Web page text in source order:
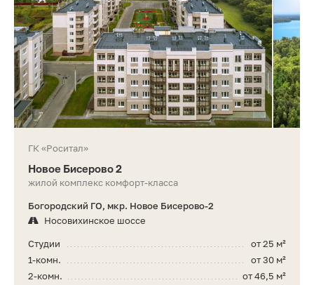
ГК «Роситал»
Новое Бисерово 2
жилой комплекс комфорт-класса
Богородский ГО, мкр. Новое Бисерово-2
Носовихинское шоссе
от 25 м²
Студии
от 30 м²
1-комн.
от 46,5 м²
2-комн.